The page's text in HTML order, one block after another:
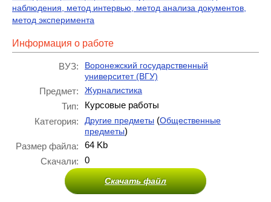
наблюдения, метод интервью, метод анализа документов,
метод эксперимента
Информация о работе
ВУЗ:
Воронежский государственный
университет (ВГУ)
Предмет: Журналистика
Тип:
Курсовые работы
Категория:
Другие предметы (Общественные
предметы)
Размер файла:
64 Kb
Скачали:
0
Скачать файл